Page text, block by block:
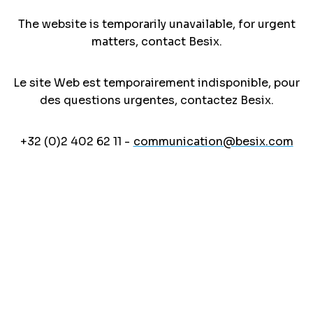
The website is temporarily unavailable, for urgent
matters, contact Besix.
Le site Web est temporairement indisponible, pour
des questions urgentes, contactez Besix.
+32 (0)2 402 62 11 - communication@besix.com